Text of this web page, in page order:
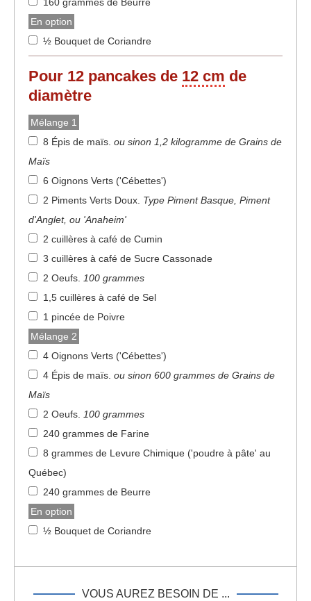
160 grammes de Beurre
En option
½ Bouquet de Coriandre
Pour 12 pancakes de 12 cm de
diamètre
Mélange 1
8 Épis de maïs. ou sinon 1,2 kilogramme de Grains de
Maïs
6 Oignons Verts ('Cébettes')
2 Piments Verts Doux. Type Piment Basque, Piment
d'Anglet, ou 'Anaheim'
2 cuillères à café de Cumin
3 cuillères à café de Sucre Cassonade
2 Oeufs. 100 grammes
1,5 cuillères à café de Sel
1 pincée de Poivre
Mélange 2
4 Oignons Verts ('Cébettes')
4 Épis de maïs. ou sinon 600 grammes de Grains de
Maïs
2 Oeufs. 100 grammes
240 grammes de Farine
8 grammes de Levure Chimique ('poudre à pâte' au
Québec)
240 grammes de Beurre
En option
½ Bouquet de Coriandre
VOUS AUREZ BESOIN DE ...